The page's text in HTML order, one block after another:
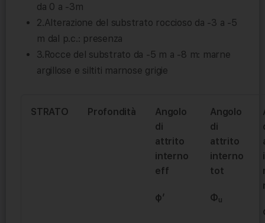
da 0 a -3m
2.Alterazione del substrato roccioso da -3 a -5
m dal p.c.: presenza
3.Rocce del substrato da -5 m a -8 m: marne
argillose e siltiti marnose grigie
STRATO Profondità
Angolo
di
attrito
interno
eff
φ’
Angolo
di
attrito
interno
tot
Φu